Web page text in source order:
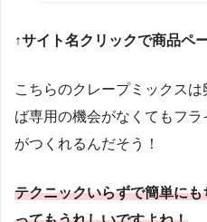
↑サイト名クリックで商品ペ
こちらのクレープミックス
ば専用の機会がなくてもフ
がつくれるんだそう！
テクニックいらずで簡単に